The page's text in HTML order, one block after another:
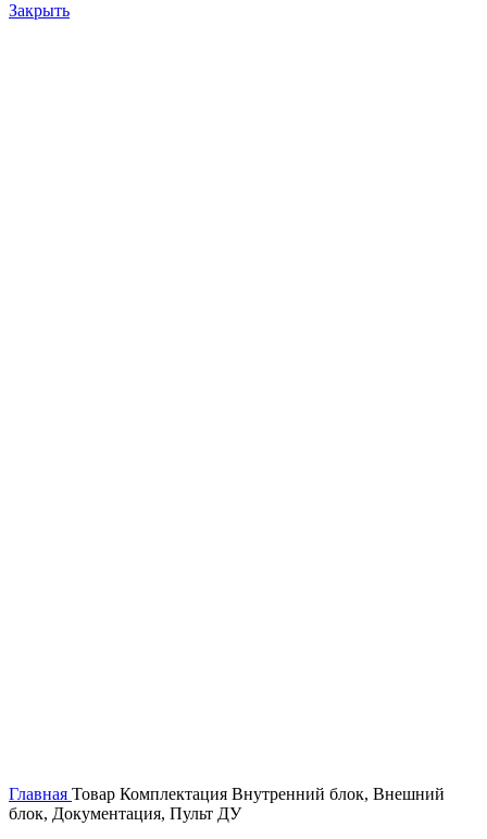
Закрыть
Главная Товар Комплектация Внутренний блок, Внешний
блок, Документация, Пульт ДУ